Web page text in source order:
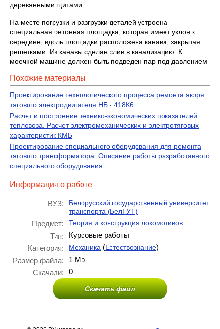
деревянными щитами.
На месте погрузки и разгрузки деталей устроена
специальная бетонная площадка, которая имеет уклон к
середине, вдоль площадки расположена канава, закрытая
решетками. Из канавы сделан слив в канализацию. К
моечной машине должен быть подведен пар под давлением
Похожие материалы
Проектирование технологического процесса ремонта якоря
тягового электродвигателя НБ - 418К6
Расчет и построение технико-экономических показателей
тепловоза. Расчет электромеханических и электротяговых
характеристик КМБ
Проектирование специального оборудования для ремонта
тягового трансформатора. Описание работы разработанного
специального оборудования
Информация о работе
ВУЗ:
Белорусский государственный университет
транспорта (БелГУТ)
Предмет: Теория и конструкция локомотивов
Тип:
Курсовые работы
Категория:
Механика (Естествознание)
Размер файла:
1 Mb
Скачали:
0
Скачать файл